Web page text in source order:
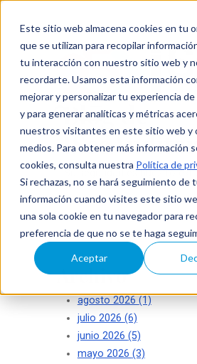
Este sitio web almacena cookies en tu
que se utilizan para recopilar
tu interacción con nuestro sitio web y
recordarte. Usamos esta información
mejorar y personalizar tu experiencia
y para generar analíticas y métricas
nuestros visitantes en este sitio web y
medios. Para obtener más información
cookies, consulta nuestra Política de
Si rechazas, no se hará seguimiento de
información cuando visites este sitio
una sola cookie en tu navegador para
preferencia de que no se te haga
Aceptar
Blog de
Su seguridad es nuestro
Archivo
agosto 2026 (1)
julio 2026 (6)
junio 2026 (5)
mayo 2026 (3)